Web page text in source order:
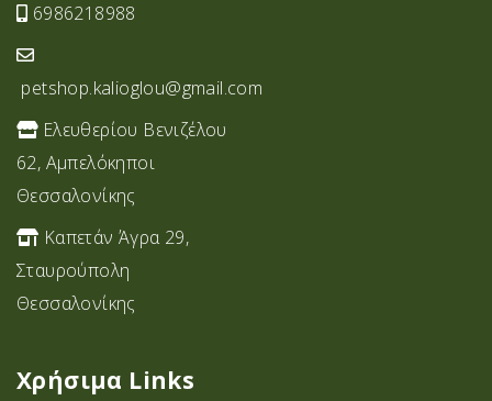
6986218988
petshop.kalioglou@gmail.com
Ελευθερίου Βενιζέλου
62, Αμπελόκηποι
Θεσσαλονίκης
Καπετάν Άγρα 29,
Σταυρoύπολη
Θεσσαλονίκης
Χρήσιμα Links